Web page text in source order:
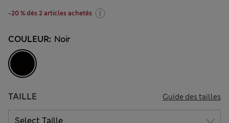
-20 % dès 2 articles achetés
COULEUR: Noir
TAILLE Guide des tailles